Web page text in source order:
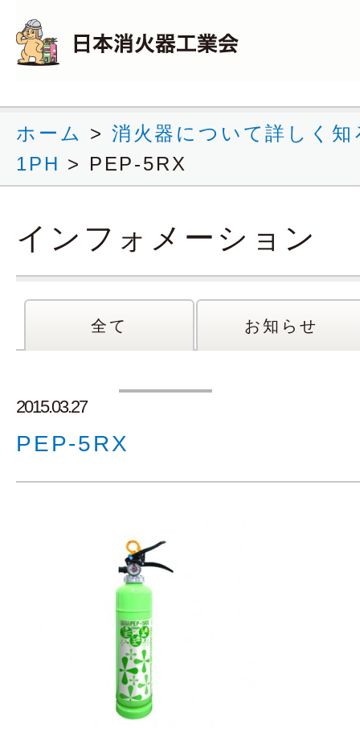
ホーム > 消火器について詳しく知
1PH > PEP-5RX
インフォメーション
全て お知らせ
2015.03.27
PEP-5RX